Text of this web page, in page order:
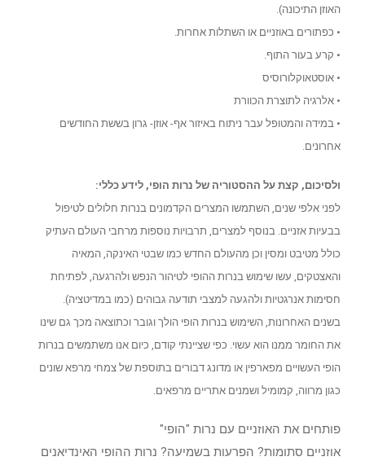
האוזן התיכונה).
• כפתורים באוזניים או השתלות אחרות.
• קרע בעור התוף.
• אוסטאוקלורוסיס
• אלרגיה לתוצרת הכוורת
• במידה והמטופל עבר ניתוח באיזור אף- אוזן- גרון בששת החודשים
אחרונים.
ולסיכום, קצת על ההסטוריה של נרות הופי, לידע כללי:
לפני אלפי שנים, השתמשו המצרים הקדמונים בנרות חלולים לטיפול
בבעיות אזניים. בנוסף למצרים, תרבויות נוספות מרחבי העולם העתיק
כולל מטיבט ומסין וכן מהעולם החדש כמו שבטי האינקה, המאיה
והאצטקים, עשו שימוש בנרות ההופי לטיהור הנפש ולהרגעה, לפתיחת
חסימות אנרגטיות ולהגעה למצבי תודעה גבוהים (כמו במדיטציה).
בשנים האחרונות, השימוש בנרות הופי הולך וגובר וכתוצאה מכך גם שינו
את החומר ממנו הוא עשוי. כפי שציינתי קודם, כיום אנו משתמשים בנרות
הופי העשויים מפארפין או מדונג דבורים בתוספת של צמחי מרפא שונים
כגון מרווה, קמומיל ושמנים אתריים מרפאים.
פותחים את האוזניים עם נרות "הופי"
אוזניים סתומות? הפרעות בשמיעה? נרות ההופי האינדיאנים